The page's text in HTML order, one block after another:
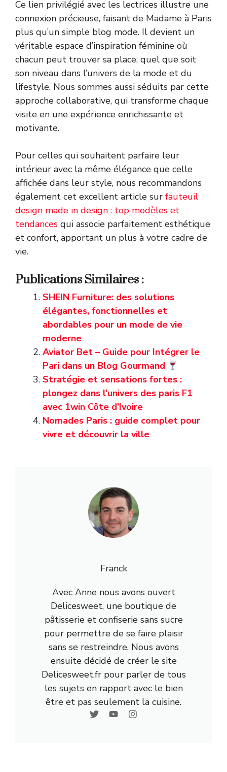
Ce lien privilégié avec les lectrices illustre une
connexion précieuse, faisant de Madame à Paris
plus qu’un simple blog mode. Il devient un
véritable espace d’inspiration féminine où
chacun peut trouver sa place, quel que soit
son niveau dans l’univers de la mode et du
lifestyle. Nous sommes aussi séduits par cette
approche collaborative, qui transforme chaque
visite en une expérience enrichissante et
motivante.
Pour celles qui souhaitent parfaire leur
intérieur avec la même élégance que celle
affichée dans leur style, nous recommandons
également cet excellent article sur fauteuil
design made in design : top modèles et
tendances qui associe parfaitement esthétique
et confort, apportant un plus à votre cadre de
vie.
Publications Similaires :
SHEIN Furniture: des solutions
élégantes, fonctionnelles et
abordables pour un mode de vie
moderne
Aviator Bet – Guide pour Intégrer le
Pari dans un Blog Gourmand
Stratégie et sensations fortes :
plongez dans l’univers des paris F1
avec 1win Côte d’Ivoire
Nomades Paris : guide complet pour
vivre et découvrir la ville
Franck
Avec Anne nous avons ouvert
Delicesweet, une boutique de
pâtisserie et confiserie sans sucre
pour permettre de se faire plaisir
sans se restreindre. Nous avons
ensuite décidé de créer le site
Delicesweet.fr pour parler de tous
les sujets en rapport avec le bien
être et pas seulement la cuisine.